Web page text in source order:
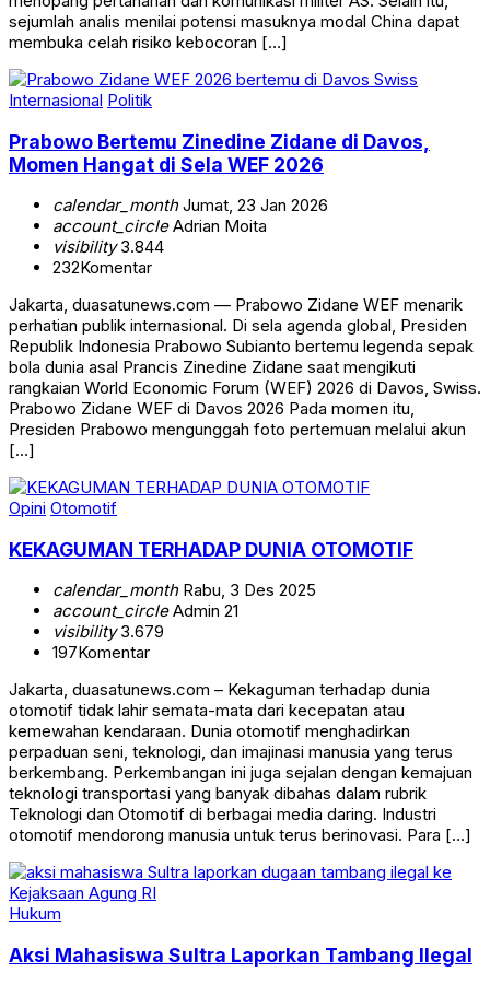
sejumlah analis menilai potensi masuknya modal China dapat
membuka celah risiko kebocoran […]
Internasional Politik
Prabowo Bertemu Zinedine Zidane di Davos,
Momen Hangat di Sela WEF 2026
calendar_monthJumat, 23 Jan 2026
account_circleAdrian Moita
visibility3.844
232Komentar
Jakarta, duasatunews.com — Prabowo Zidane WEF menarik
perhatian publik internasional. Di sela agenda global, Presiden
Republik Indonesia Prabowo Subianto bertemu legenda sepak
bola dunia asal Prancis Zinedine Zidane saat mengikuti
rangkaian World Economic Forum (WEF) 2026 di Davos, Swiss.
Prabowo Zidane WEF di Davos 2026 Pada momen itu,
Presiden Prabowo mengunggah foto pertemuan melalui akun
[…]
Opini Otomotif
KEKAGUMAN TERHADAP DUNIA OTOMOTIF
calendar_monthRabu, 3 Des 2025
account_circleAdmin 21
visibility3.679
197Komentar
Jakarta, duasatunews.com – Kekaguman terhadap dunia
otomotif tidak lahir semata-mata dari kecepatan atau
kemewahan kendaraan. Dunia otomotif menghadirkan
perpaduan seni, teknologi, dan imajinasi manusia yang terus
berkembang. Perkembangan ini juga sejalan dengan kemajuan
teknologi transportasi yang banyak dibahas dalam rubrik
Teknologi dan Otomotif di berbagai media daring. Industri
otomotif mendorong manusia untuk terus berinovasi. Para […]
Hukum
Aksi Mahasiswa Sultra Laporkan Tambang Ilegal